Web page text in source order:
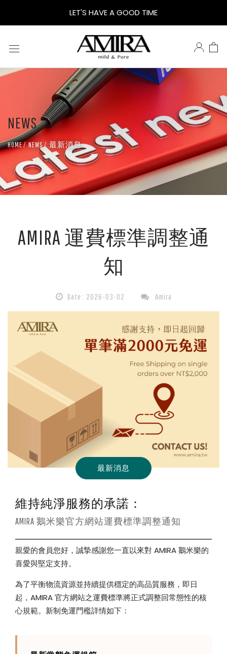
官
網
購
物
免
費
說
明
LET'S HAVE A GOOD TIME
NEWS
HOME NEWS 最新消息
AMIRA 運費標準調整通
知
Date : 2026-03-02 Amira
最新消息
維持純淨服務的承諾：
AMIRA 鵝米樂官方網站運費標準調整通知
親愛的會員您好，誠摯感謝您一直以來對 AMIRA 鵝米樂的
喜愛與堅定支持。
為了平衡物流資源並持續提供穩定的高品質服務，即日
起，AMIRA 官方網站之運費標準將正式調整回常態性的核
心規範。新制免運門檻詳情如下：